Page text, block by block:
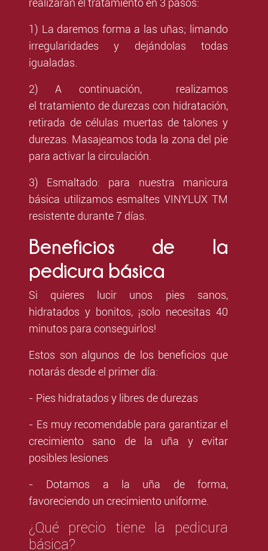
realizarán el tratamiento en 3 pasos:
1) La daremos forma a las uñas; limando
irregularidades y dejándolas todas
igualadas.
2) A continuación, realizamos
el tratamiento de durezas con hidratación,
retirada de células muertas de talones y
durezas. Masajeamos toda la zona del pie
para activar la circulación.
3) Esmaltado: para nuestra manicura
básica utilizamos esmaltes VINYLUX TM
resistente durante 7 días.
Beneficios de la
pedicura básica
Si quieres lucir unos pies sanos,
hidratados y bonitos, ¡solo necesitas 40
minutos para conseguirlos!
Estos son algunos de los beneficios que
notarás desde el primer día:
- Pies hidratados y libres de durezas
- Es muy recomendable para garantizar el
crecimiento sano de la uña y evitar
posibles lesiones
- Dotamos a la uña de forma,
favoreciendo un crecimiento uniforme.
¿Qué precio tiene la pedicura
básica?